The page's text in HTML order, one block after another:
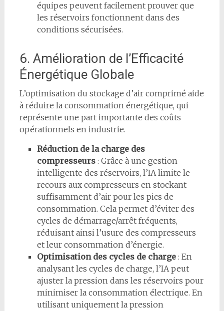
équipes peuvent facilement prouver que
les réservoirs fonctionnent dans des
conditions sécurisées.
6. Amélioration de l’Efficacité
Énergétique Globale
L’optimisation du stockage d’air comprimé aide
à réduire la consommation énergétique, qui
représente une part importante des coûts
opérationnels en industrie.
Réduction de la charge des
compresseurs: Grâce à une gestion
intelligente des réservoirs, l’IA limite le
recours aux compresseurs en stockant
suffisamment d’air pour les pics de
consommation. Cela permet d’éviter des
cycles de démarrage/arrêt fréquents,
réduisant ainsi l’usure des compresseurs
et leur consommation d’énergie.
Optimisation des cycles de charge: En
analysant les cycles de charge, l’IA peut
ajuster la pression dans les réservoirs pour
minimiser la consommation électrique. En
utilisant uniquement la pression